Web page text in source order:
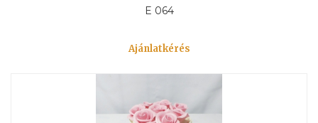
E 064
Ajánlatkérés